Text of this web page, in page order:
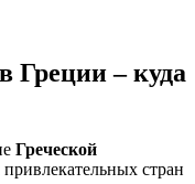
Греции – куда
Греческой
стран